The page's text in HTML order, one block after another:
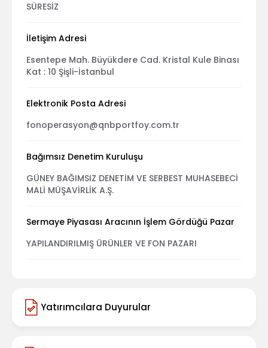
SÜRESİZ
İletişim Adresi
Esentepe Mah. Büyükdere Cad. Kristal Kule Binası
Kat : 10 Şişli-İstanbul
Elektronik Posta Adresi
fonoperasyon@qnbportfoy.com.tr
Bağımsız Denetim Kuruluşu
GÜNEY BAĞIMSIZ DENETİM VE SERBEST MUHASEBECİ
MALİ MÜŞAVİRLİK A.Ş.
Sermaye Piyasası Aracının İşlem Gördüğü Pazar
YAPILANDIRILMIŞ ÜRÜNLER VE FON PAZARI
Yatırımcılara Duyurular